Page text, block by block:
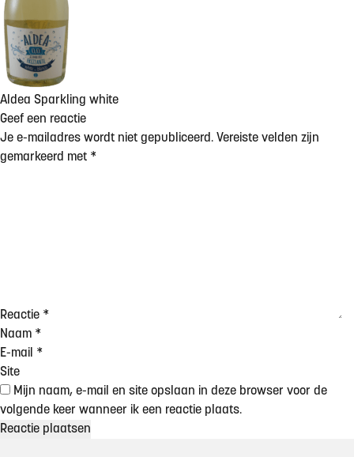
Aldea Sparkling white
Geef een reactie
Je e-mailadres wordt niet gepubliceerd. Vereiste velden zijn
gemarkeerd met *
Reactie *
Naam *
E-mail *
Site
Mijn naam, e-mail en site opslaan in deze browser voor de
volgende keer wanneer ik een reactie plaats.